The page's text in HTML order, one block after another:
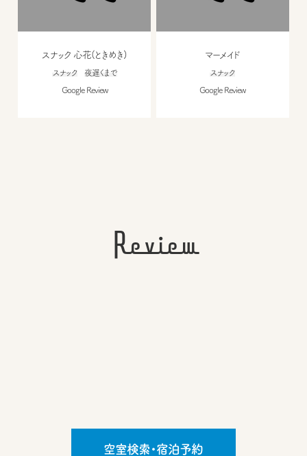
スナック 心花(ときめき)
スナック 夜遅くまで
Google Review
マーメイド
スナック
Google Review
Review
空室検索・宿泊予約